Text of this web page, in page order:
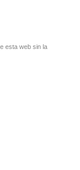
esta web sin la